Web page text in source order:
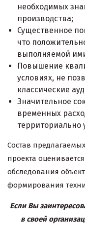
необходимых
производства;
Существенное
что
выполняемой
Повышение
условиях, не
классические
Значительное
временных
территориально
Состав
проекта
обследования
формирования
Если Вы
в своей